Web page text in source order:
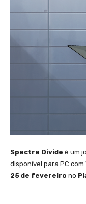
Spectre Divide é um
disponível para PC com
25 de fevereiro no